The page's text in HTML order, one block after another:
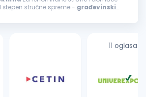
Uslovi: VII stepen stručne spreme - građevinski
11 oglasa